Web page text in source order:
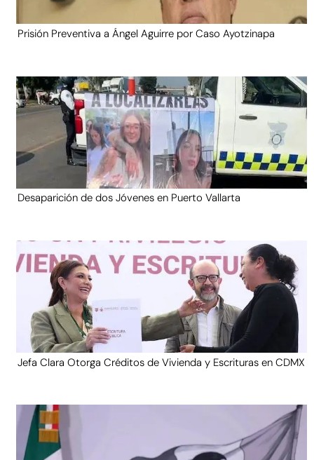
Prisión Preventiva a Ángel Aguirre por Caso Ayotzinapa
Desaparición de dos Jóvenes en Puerto Vallarta
Jefa Clara Otorga Créditos de Vivienda y Escrituras en CDMX